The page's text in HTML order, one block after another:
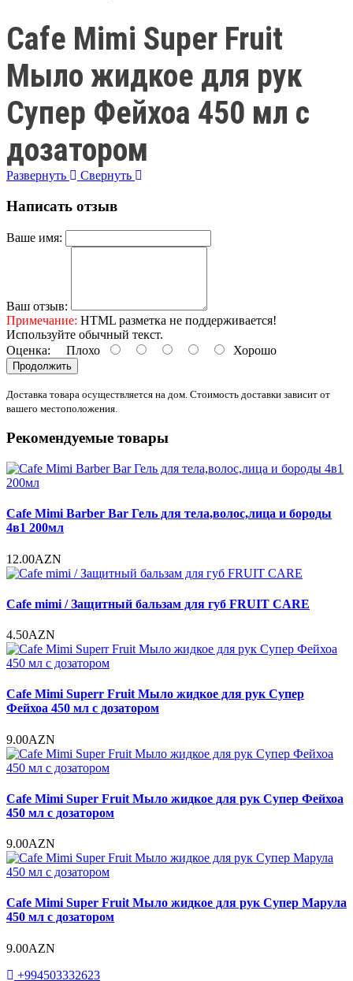
Cafe Mimi Super Fruit
Мыло жидкое для рук
Супер Фейхоа 450 мл с
дозатором
Развернуть Свернуть
Написать отзыв
Ваше имя:
Ваш отзыв:
Примечание: HTML разметка не поддерживается!
Используйте обычный текст.
Оценка: Плохо Хорошо
Продолжить
Доставка товара осуществляется на дом. Стоимость доставки зависит от
вашего местоположения.
Рекомендуемые товары
Cafe Mimi Barber Bar Гель для тела,волос,лица и бороды
4в1 200мл
12.00AZN
Cafe mimi / Защитный бальзам для губ FRUIT CARE
4.50AZN
Cafe Mimi Superr Fruit Мыло жидкое для рук Супер
Фейхоа 450 мл с дозатором
9.00AZN
Cafe Mimi Super Fruit Мыло жидкое для рук Супер Фейхоа
450 мл с дозатором
9.00AZN
Cafe Mimi Super Fruit Мыло жидкое для рук Супер Марула
450 мл с дозатором
9.00AZN
+994503332623